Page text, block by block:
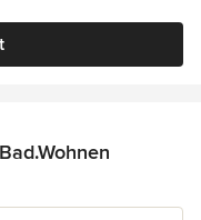
Sternen